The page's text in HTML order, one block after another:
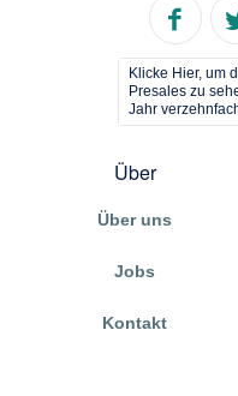
Klicke Hier, um
Presales zu
Jahr
Über
Über uns
Jobs
Kontakt